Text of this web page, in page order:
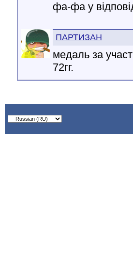
фа-фа у
ПАРТИЗАН
медаль за
72гг.